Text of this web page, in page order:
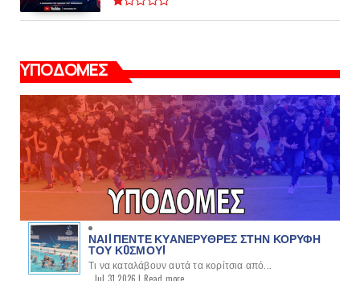
ΥΠΟΔΟΜΕΣ
ΝΑΙ! ΠΕΝΤΕ ΚΥΑΝΕΡΥΘΡΕΣ ΣΤΗΝ ΚΟΡΥΦΗ
ΤΟΥ ΚOΣΜΟΥ!
Τι να καταλάβουν αυτά τα κορίτσια από...